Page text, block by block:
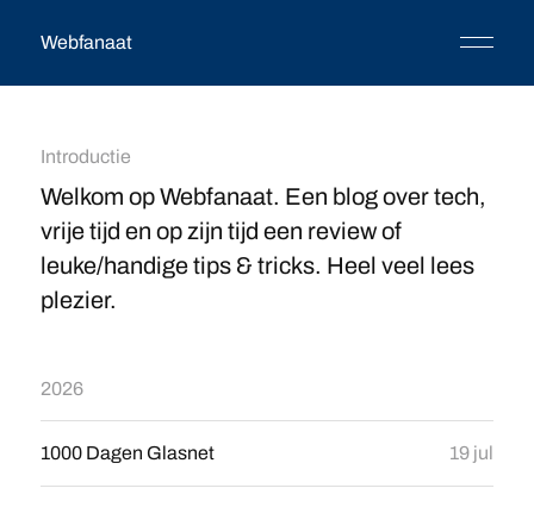
Webfanaat
Introductie
Welkom op Webfanaat. Een blog over tech,
vrije tijd en op zijn tijd een review of
leuke/handige tips & tricks. Heel veel lees
plezier.
2026
1000 Dagen Glasnet 19 jul